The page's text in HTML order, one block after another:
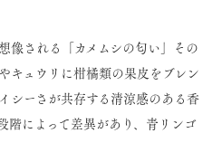
像される「カメムシの匂い」その
キュウリに柑橘類の果皮をブレン
シーさが共存する清涼感のある香
階によって差異があり、青リンゴ